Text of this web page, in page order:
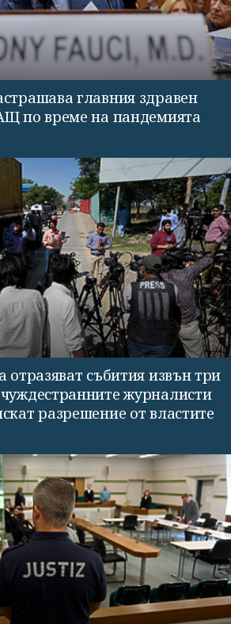
главния здравен
по време на пандемията
отразяват събития извън три
журналисти
разрешение от властите